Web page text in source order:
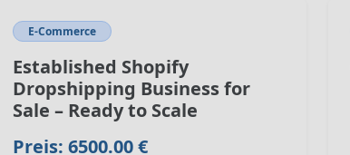
E-Commerce
Established Shopify
Dropshipping Business for
Sale – Ready to Scale
Preis: 6500.00 €